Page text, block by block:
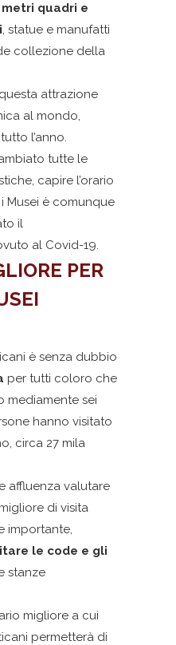
quadri e
, statue e manufatti
collezione della
attrazione
al mondo,
l’anno.
tutte le
capire l’orario
Musei è comunque
il
al Covid-19.
PER
è senza dubbio
per tutti coloro che
mediamente sei
hanno visitato
circa 27 mila
affluenza valutare
di visita
importante,
le code e gli
stanze
migliore a cui
permetterà di